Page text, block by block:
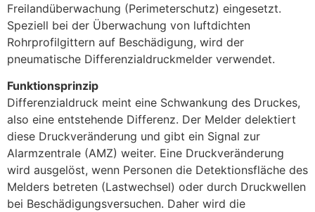
Freilandüberwachung (Perimeterschutz) eingesetzt.
Speziell bei der Überwachung von luftdichten
Rohrprofilgittern auf Beschädigung, wird der
pneumatische Differenzialdruckmelder verwendet.
Funktionsprinzip
Differenzialdruck meint eine Schwankung des Druckes,
also eine entstehende Differenz. Der Melder delektiert
diese Druckveränderung und gibt ein Signal zur
Alarmzentrale (AMZ) weiter. Eine Druckveränderung
wird ausgelöst, wenn Personen die Detektionsfläche des
Melders betreten (Lastwechsel) oder durch Druckwellen
bei Beschädigungsversuchen. Daher wird die